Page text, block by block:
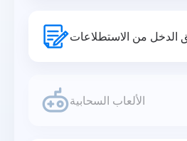
الدخل من الاستطلاعات
الألعاب السحابية